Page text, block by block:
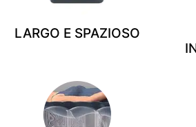
LARGO E SPAZIOSO